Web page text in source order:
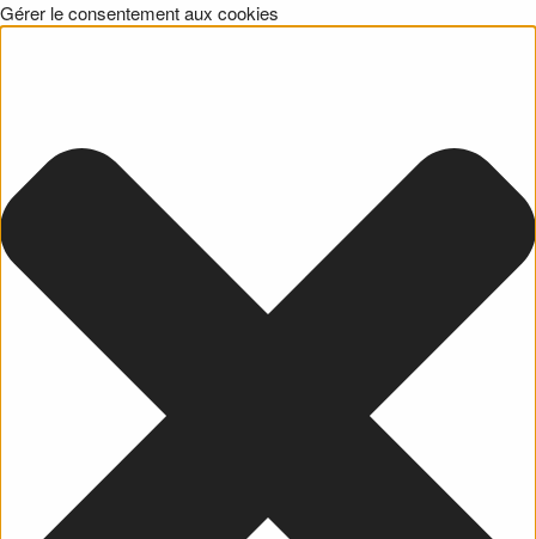
Gérer le consentement aux cookies